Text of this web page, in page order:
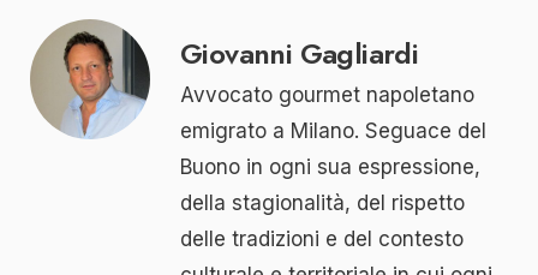
Giovanni Gagliardi
Avvocato gourmet napoletano
emigrato a Milano. Seguace del
Buono in ogni sua espressione,
della stagionalità, del rispetto
delle tradizioni e del contesto